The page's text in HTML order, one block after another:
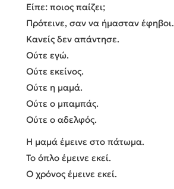
Είπε: ποιος παίζει;
Πρότεινε, σαν να ήμασταν έφηβοι.
Κανείς δεν απάντησε.
Ούτε εγώ.
Ούτε εκείνος.
Ούτε η μαμά.
Ούτε ο μπαμπάς.
Ούτε ο αδελφός.
Η μαμά έμεινε στο πάτωμα.
Το όπλο έμεινε εκεί.
Ο χρόνος έμεινε εκεί.